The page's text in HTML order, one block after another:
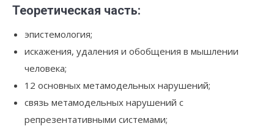
Теоретическая часть:
эпистемология;
искажения, удаления и обобщения в мышлении
человека;
12 основных метамодельных нарушений;
связь метамодельных нарушений с
репрезентативными системами;